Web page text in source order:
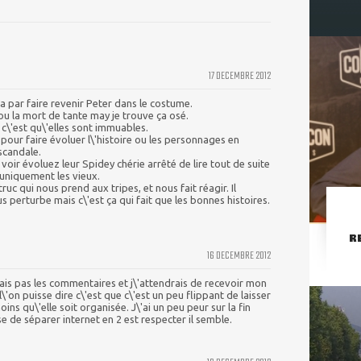
17 DECEMBRE 2012
par faire revenir Peter dans le costume.
la mort de tante may je trouve ça osé.
qu\'elles sont immuables.
faire évoluer l\'histoire ou les personnages en
évoluez leur Spidey chérie arrêté de lire tout de suite
les vieux.
qui nous prend aux tripes, et nous fait réagir. Il
perturbe mais c\'est ça qui fait que les bonnes histoires.
16 DECEMBRE 2012
pas les commentaires et j\'attendrais de recevoir mon
puisse dire c\'est que c\'est un peu flippant de laisser
qu\'elle soit organisée. J\'ai un peu peur sur la fin
de séparer internet en 2 est respecter il semble.